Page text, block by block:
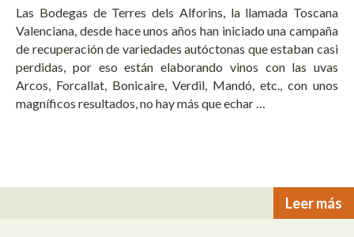
Las Bodegas de Terres dels Alforins, la llamada Toscana
Valenciana, desde hace unos años han iniciado una campaña
de recuperación de variedades autóctonas que estaban casi
perdidas, por eso están elaborando vinos con las uvas
Arcos, Forcallat, Bonicaire, Verdil, Mandó, etc., con unos
magníficos resultados, no hay más que echar …
Leer más